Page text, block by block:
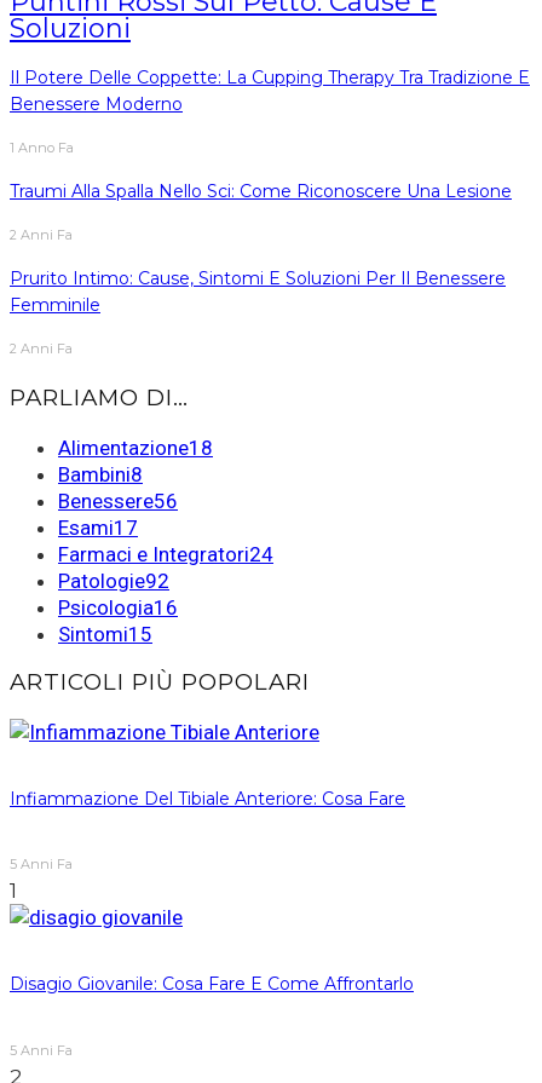
Soluzioni
Il Potere Delle Coppette: La Cupping Therapy Tra Tradizione E
Benessere Moderno
1 Anno Fa
Traumi Alla Spalla Nello Sci: Come Riconoscere Una Lesione
2 Anni Fa
Prurito Intimo: Cause, Sintomi E Soluzioni Per Il Benessere
Femminile
2 Anni Fa
PARLIAMO DI…
Alimentazione18
Bambini8
Benessere56
Esami17
Farmaci e Integratori24
Patologie92
Psicologia16
Sintomi15
ARTICOLI PIÙ POPOLARI
Infiammazione Del Tibiale Anteriore: Cosa Fare
5 Anni Fa
1
Disagio Giovanile: Cosa Fare E Come Affrontarlo
5 Anni Fa
2